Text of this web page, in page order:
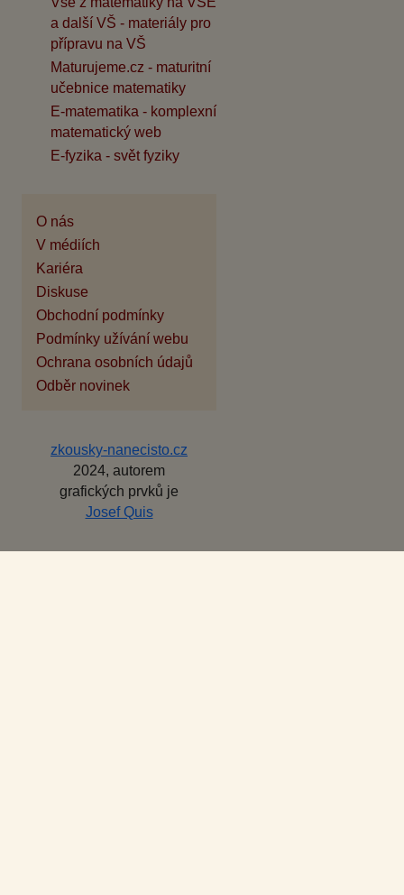
a další VŠ - materiály pro
přípravu na VŠ
Maturujeme.cz - maturitní
učebnice matematiky
E-matematika - komplexní
matematický web
E-fyzika - svět fyziky
O nás
V médiích
Kariéra
Diskuse
Obchodní podmínky
Podmínky užívání webu
Ochrana osobních údajů
Odběr novinek
zkousky-nanecisto.cz
2024, autorem
grafických prvků je
Josef Quis